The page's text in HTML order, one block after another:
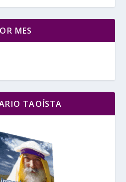
MES
TAOÍSTA